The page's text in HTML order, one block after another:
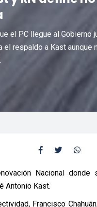
el PC llegue al Gobierno
respaldo a Kast aunque
Nacional donde
Antonio Kast.
Francisco